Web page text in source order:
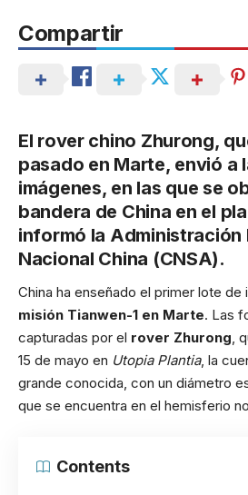
Compartir
El rover chino Zhurong,
pasado en Marte, envió a
imágenes, en las que se
bandera de China en el
informó la Administración
Nacional China (CNSA).
China ha enseñado el primer lote de
misión Tianwen-1 en Marte. Las
capturadas por el rover Zhurong ,
15 de mayo en Utopia Plantia, la
grande conocida, con un diámetro
que se encuentra en el hemisferio
Contents